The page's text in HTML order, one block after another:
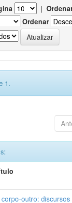
|
Ordenar
1.
outro: discursos